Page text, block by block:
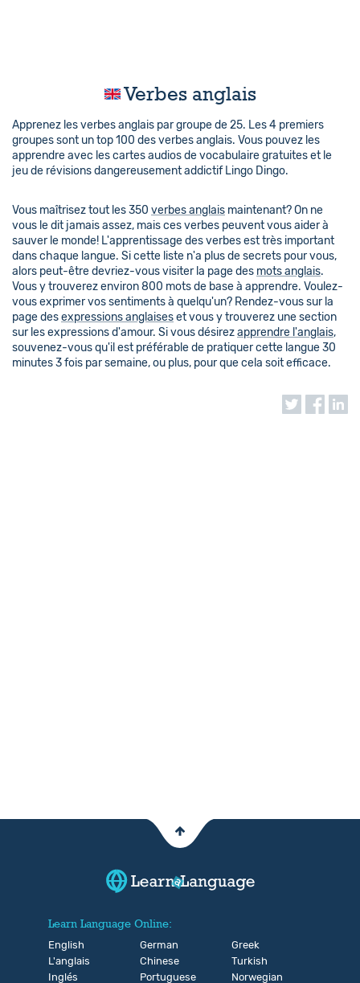
Verbes anglais
Apprenez les verbes anglais par groupe de 25. Les 4 premiers
groupes sont un top 100 des verbes anglais. Vous pouvez les
apprendre avec les cartes audios de vocabulaire gratuites et le
jeu de révisions dangereusement addictif Lingo Dingo.
Vous maîtrisez tout les 350 verbes anglais maintenant? On ne
vous le dit jamais assez, mais ces verbes peuvent vous aider à
sauver le monde! L'apprentissage des verbes est très important
dans chaque langue. Si cette liste n'a plus de secrets pour vous,
alors peut-être devriez-vous visiter la page des mots anglais.
Vous y trouverez environ 800 mots de base à apprendre. Voulez-
vous exprimer vos sentiments à quelqu'un? Rendez-vous sur la
page desexpressions anglaiseset vous y trouverez une section
sur les expressions d'amour. Si vous désirezapprendre l'anglais,
souvenez-vous qu'il est préférable de pratiquer cette langue 30
minutes 3 fois par semaine, ou plus, pour que cela soit efficace.
Learn Language Online:
English
L'anglais
Inglés
German
Chinese
Portuguese
Greek
Turkish
Norwegian